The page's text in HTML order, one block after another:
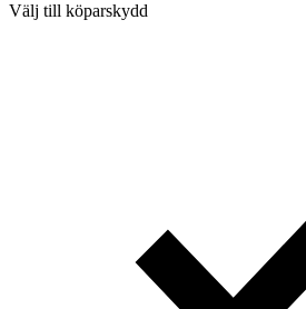
Välj till köparskydd